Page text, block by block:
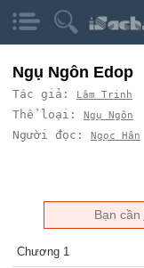
Ngụ Ngôn Edop
Tác giả: Lâm Trinh
Thể loại: Ngụ Ngôn
Người đọc: Ngọc Hân
Bạn cần
Chương 1